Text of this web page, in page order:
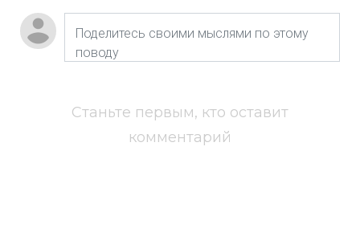
Станьте первым, кто оставит
комментарий